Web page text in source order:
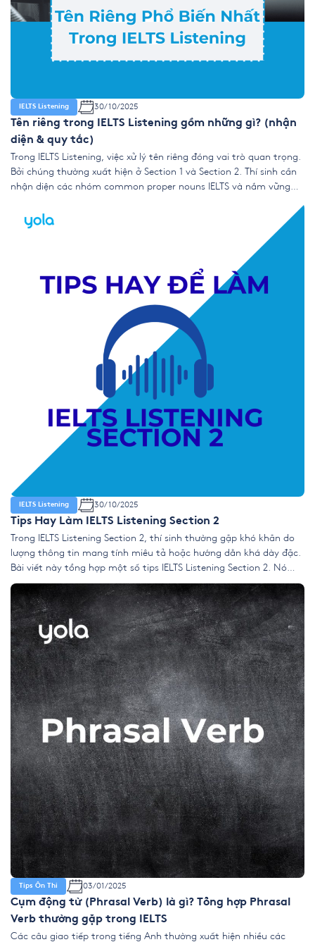
IELTS Listening 30/10/2025
Tên riêng trong IELTS Listening gồm những gì? (nhận
diện & quy tắc)
Trong IELTS Listening, việc xử lý tên riêng đóng vai trò quan trọng.
Bởi chúng thường xuất hiện ở Section 1 và Section 2. Thí sinh cần
nhận diện các nhóm common proper nouns IELTS và nắm vững
first name hoặc surname […]
IELTS Listening 30/10/2025
Tips Hay Làm IELTS Listening Section 2
Trong IELTS Listening Section 2, thí sinh thường gặp khó khăn do
lượng thông tin mang tính miêu tả hoặc hướng dẫn khá dày đặc.
Bài viết này tổng hợp một số tips IELTS Listening Section 2. Nó
cũng có mẹo làm Listening Section 2 hữu ích nhằm hỗ trợ người
học cải thiện độ […]
Tips Ôn Thi 03/01/2025
Cụm động từ (Phrasal Verb) là gì? Tổng hợp Phrasal
Verb thường gặp trong IELTS
Các câu giao tiếp trong tiếng Anh thường xuất hiện nhiều các